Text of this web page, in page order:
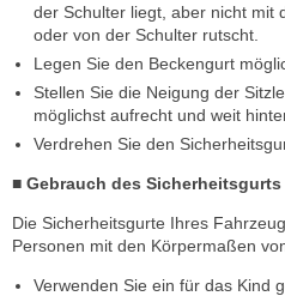
der Schulter liegt, aber nicht mit
oder von der Schulter rutscht.
Legen Sie den Beckengurt
Stellen Sie die Neigung der
möglichst aufrecht und weit
Verdrehen Sie den
■ Gebrauch des
Die Sicherheitsgurte Ihres
Personen mit den Körpermaßen
Verwenden Sie ein für das Kind